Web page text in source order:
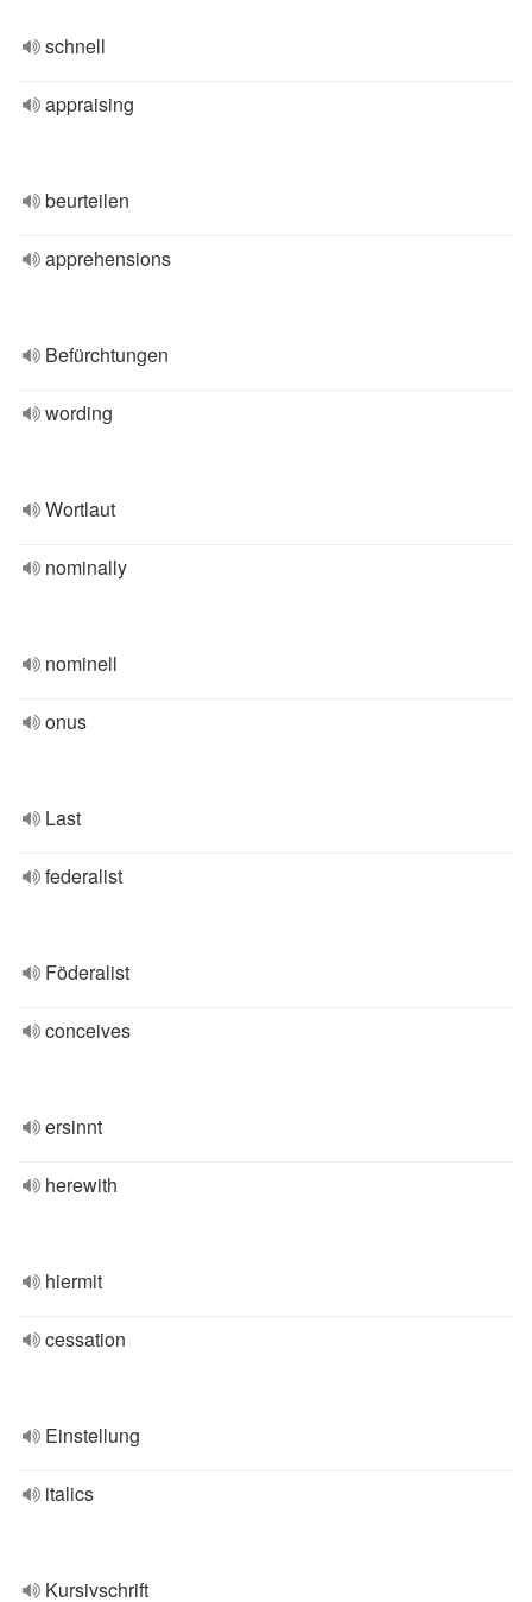
schnell
appraising
beurteilen
apprehensions
Befürchtungen
wording
Wortlaut
nominally
nominell
onus
Last
federalist
Föderalist
conceives
ersinnt
herewith
hiermit
cessation
Einstellung
italics
Kursivschrift